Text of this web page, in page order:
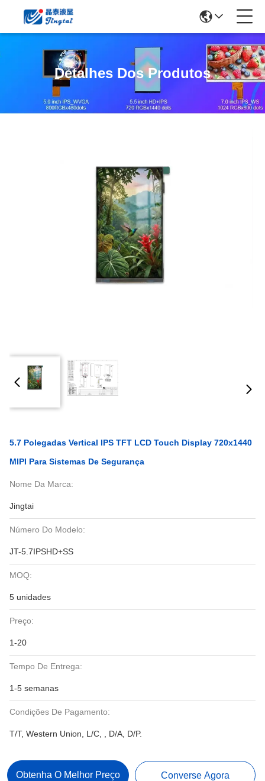
Detalhes Dos Produtos
5.7 Polegadas Vertical IPS TFT LCD Touch Display 720x1440
MIPI Para Sistemas De Segurança
Nome Da Marca:
Jingtai
Número Do Modelo:
JT-5.7IPSHD+SS
MOQ:
5 unidades
Preço:
1-20
Tempo De Entrega:
1-5 semanas
Condições De Pagamento:
T/T, Western Union, L/C, , D/A, D/P.
Obtenha O Melhor Preço Converse Agora